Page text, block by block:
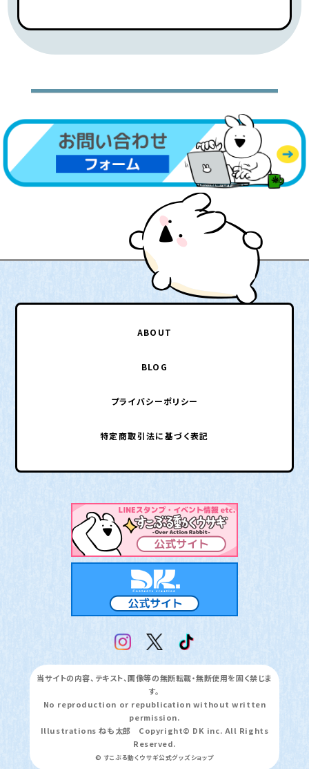
ABOUT
BLOG
プライバシーポリシー
特定商取引法に基づく表記
当サイトの内容、テキスト、画像等の無断転載・無断使用を固く禁じま
す。
No reproduction or republication without written
permission.
Illustrations ねも太郎 Copyright© DK inc. All Rights
Reserved.
© すこぶる動くウサギ公式グッズショップ